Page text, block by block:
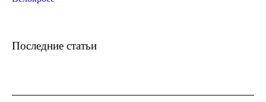
Последние статьи